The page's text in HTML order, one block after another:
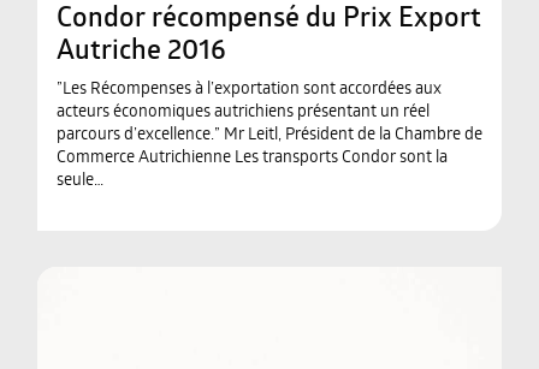
Condor récompensé du Prix Export
Autriche 2016
”Les Récompenses à l’exportation sont accordées aux
acteurs économiques autrichiens présentant un réel
parcours d’excellence.” Mr Leitl, Président de la Chambre de
Commerce Autrichienne Les transports Condor sont la
seule…